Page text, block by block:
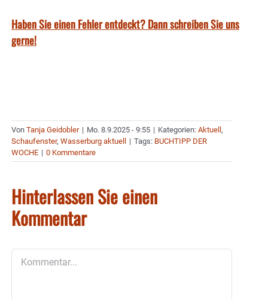
Haben Sie einen Fehler entdeckt? Dann schreiben Sie uns
gerne!
Von Tanja Geidobler | Mo. 8.9.2025 - 9:55 | Kategorien: Aktuell ,
Schaufenster, Wasserburg aktuell | Tags: BUCHTIPP DER
WOCHE | 0 Kommentare
Hinterlassen Sie einen
Kommentar